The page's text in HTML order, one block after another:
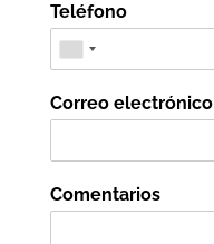
Teléfono
Correo electrónico
Comentarios